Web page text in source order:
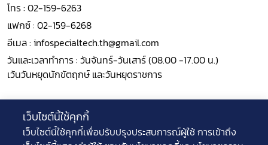
โทร : 02-159-6263
แฟกซ์ : 02-159-6268
อีเมล : infospecialtech.th@gmail.com
วันและเวลาทำการ : วันจันทร์-วันเสาร์ (08.00 -17.00 น.)
เว้นวันหยุดนักขัตฤกษ์ และวันหยุดราชการ
ติดตามเรา
เว็บไซต์นี้ใช้คุกกี้
เว็บไซต์นี้ใช้คุกกี้เพื่อปรับปรุงประสบการณ์ผู้ใช้ การเข้าถึง